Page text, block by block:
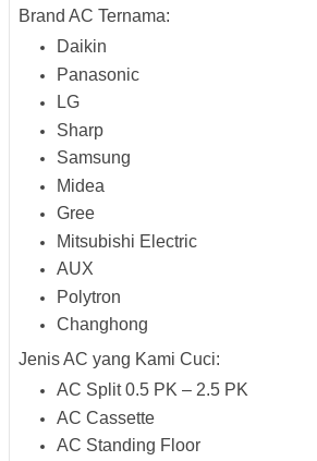
Brand AC Ternama:
Daikin
Panasonic
LG
Sharp
Samsung
Midea
Gree
Mitsubishi Electric
AUX
Polytron
Changhong
Jenis AC yang Kami Cuci:
AC Split 0.5 PK – 2.5 PK
AC Cassette
AC Standing Floor